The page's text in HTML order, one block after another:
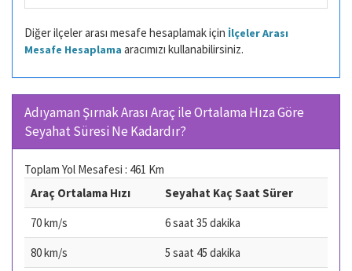
Diğer ilçeler arası mesafe hesaplamak için İlçeler Arası
Mesafe Hesaplama aracımızı kullanabilirsiniz.
Adıyaman Şırnak Arası Araç ile Ortalama Hıza Göre
Seyahat Süresi Ne Kadardır?
Toplam Yol Mesafesi : 461 Km
Araç Ortalama Hızı
Seyahat Kaç Saat Sürer
70 km/s
6 saat 35 dakika
80 km/s
5 saat 45 dakika